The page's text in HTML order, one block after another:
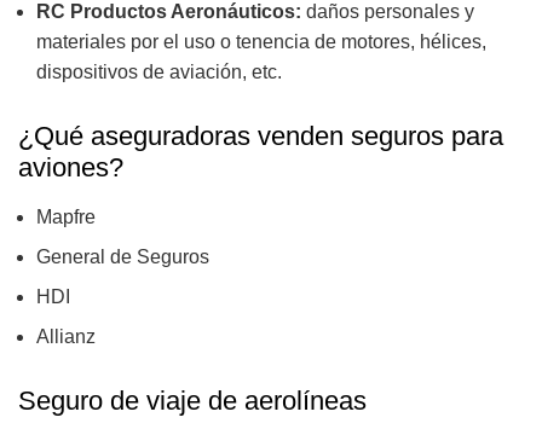
RC Productos Aeronáuticos: daños personales y
materiales por el uso o tenencia de motores, hélices,
dispositivos de aviación, etc.
¿Qué aseguradoras venden seguros para
aviones?
Mapfre
General de Seguros
HDI
Allianz
Seguro de viaje de aerolíneas